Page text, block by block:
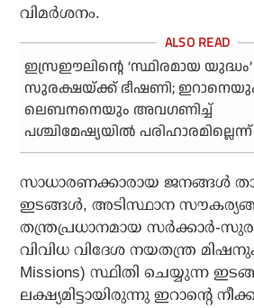
വിമർശനം.
ഇസ്രഈലിന്റെ ‘സ്ഥിരമായ യുദ്ധം’
സുരക്ഷയ്ക്ക് ഭീഷണി;
ലെബനനെയും അവഗണിച്ച്
പശ്ചിമേഷ്യയിൽ
സാധാരണക്കാരായ ജനങ്ങൾ
ഇടങ്ങൾ, അടിസ്ഥാന
തന്ത്രപ്രധാനമായ സർക്കാർ-
വിവിധ വിദേശ നയതന്ത്ര
Missions) സ്ഥിതി ചെയ്യുന്ന
ലക്ഷ്യമിട്ടായിരുന്നു ഇറാന്റെ